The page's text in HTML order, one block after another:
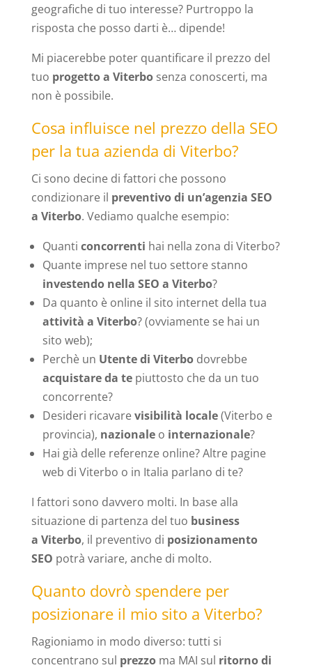
geografiche di tuo interesse? Purtroppo la
risposta che posso darti è… dipende!
Mi piacerebbe poter quantificare il prezzo del
tuo progetto a Viterbosenza conoscerti, ma
non è possibile.
Cosa influisce nel prezzo della SEO
per la tua azienda di Viterbo?
Ci sono decine di fattori che possono
condizionare il preventivo di un’agenzia SEO
a Viterbo. Vediamo qualche esempio:
Quanti concorrenti hai nella zona di Viterbo?
Quante imprese nel tuo settore stanno
investendo nella SEO a Viterbo?
Da quanto è online il sito internet della tua
attività a Viterbo? (ovviamente se hai un
sito web);
Perchè un Utente di Viterbodovrebbe
acquistare da tepiuttosto che da un tuo
concorrente?
Desideri ricavarevisibilità locale(Viterbo e
provincia), nazionaleo internazionale?
Hai già delle referenze online? Altre pagine
web di Viterbo o in Italia parlano di te?
I fattori sono davvero molti. In base alla
situazione di partenza del tuo business
a Viterbo, il preventivo di posizionamento
SEO potrà variare, anche di molto.
Quanto dovrò spendere per
posizionare il mio sito a Viterbo?
Ragioniamo in modo diverso: tutti si
concentrano sul prezzoma MAI sul ritorno di